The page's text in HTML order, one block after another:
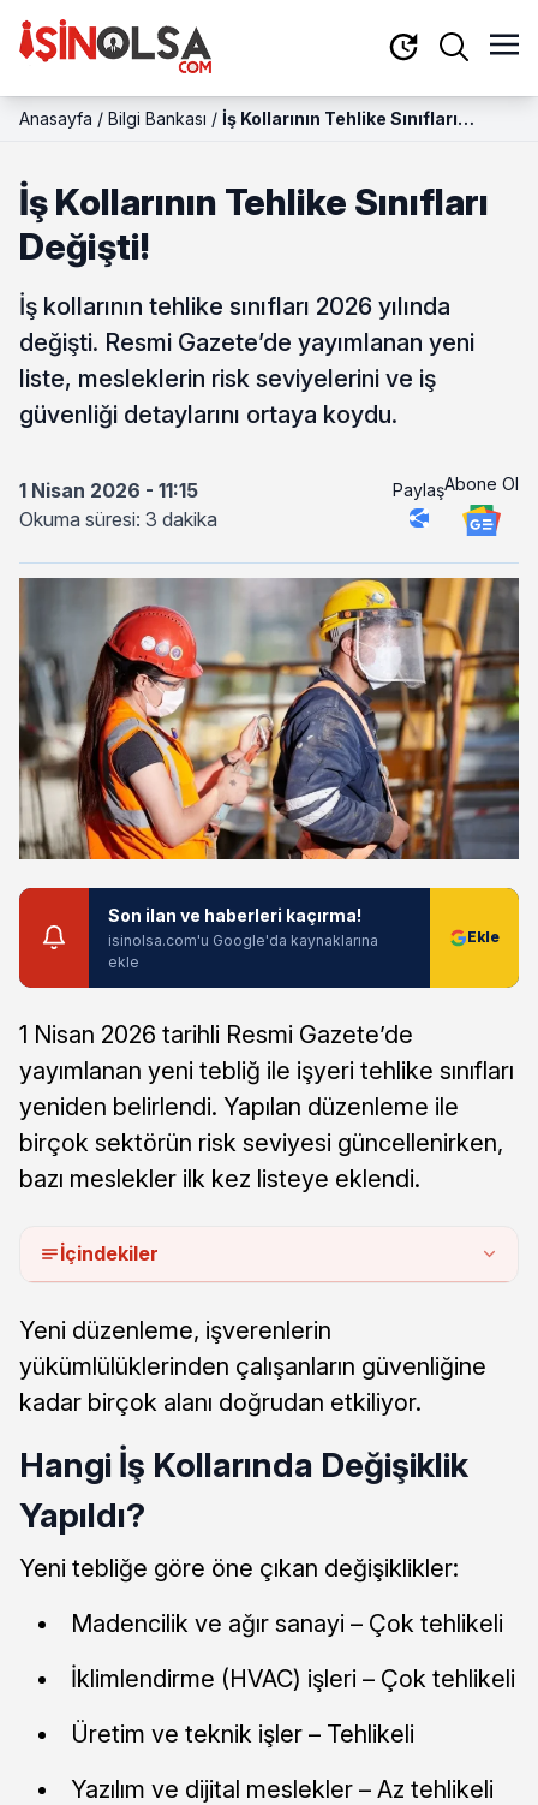
Anasayfa / Bilgi Bankası / İş Kollarının Tehlike Sınıfları
İş Kollarının Tehlike Sınıfları
Değişti!
İş kollarının tehlike sınıfları 2026 yılında
değişti. Resmi Gazete’de yayımlanan yeni
liste, mesleklerin risk seviyelerini ve iş
güvenliği detaylarını ortaya koydu.
1 Nisan 2026 - 11:15
Okuma süresi: 3 dakika
PaylaşAbone Ol
Son ilan ve haberleri kaçırma!
isinolsa.com'u Google'da kaynaklarına
ekle
1 Nisan 2026 tarihli Resmi Gazete’de
yayımlanan yeni tebliğ ile işyeri tehlike sınıfları
yeniden belirlendi. Yapılan düzenleme ile
birçok sektörün risk seviyesi güncellenirken,
bazı meslekler ilk kez listeye eklendi.
İçindekiler
Yeni düzenleme, işverenlerin
yükümlülüklerinden çalışanların güvenliğine
kadar birçok alanı doğrudan etkiliyor.
Hangi İş Kollarında Değişiklik
Yapıldı?
Yeni tebliğe göre öne çıkan değişiklikler:
Madencilik ve ağır sanayi – Çok tehlikeli
İklimlendirme (HVAC) işleri – Çok tehlikeli
Üretim ve teknik işler – Tehlikeli
Yazılım ve dijital meslekler – Az tehlikeli